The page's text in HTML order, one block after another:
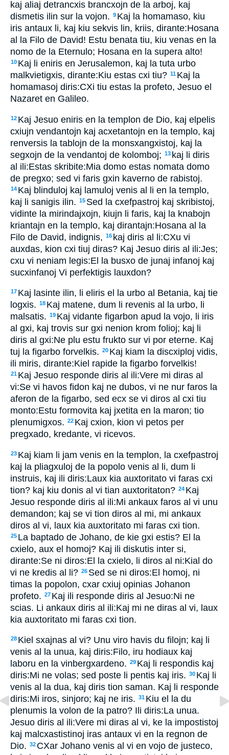
kaj aliaj detrancxis brancxojn de la arboj, kaj
dismetis ilin sur la vojon. 9 Kaj la homamaso, kiu
iris antaux li, kaj kiu sekvis lin, kriis, dirante:Hosana
al la Filo de David! Estu benata tiu, kiu venas en la
nomo de la Eternulo; Hosana en la supera alto!
10 Kaj li eniris en Jerusalemon, kaj la tuta urbo
malkvietigxis, dirante:Kiu estas cxi tiu? 11 Kaj la
homamasoj diris:CXi tiu estas la profeto, Jesuo el
Nazaret en Galileo.
12 Kaj Jesuo eniris en la templon de Dio, kaj elpelis
cxiujn vendantojn kaj acxetantojn en la templo, kaj
renversis la tablojn de la monsxangxistoj, kaj la
segxojn de la vendantoj de kolomboj; 13 kaj li diris
al ili:Estas skribite:Mia domo estas nomata domo
de pregxo; sed vi faris gxin kaverno de rabistoj.
14 Kaj blinduloj kaj lamuloj venis al li en la templo,
kaj li sanigis ilin. 15 Sed la cxefpastroj kaj skribistoj,
vidinte la mirindajxojn, kiujn li faris, kaj la knabojn
kriantajn en la templo, kaj dirantajn:Hosana al la
Filo de David, indignis, 16 kaj diris al li:CXu vi
auxdas, kion cxi tiuj diras? Kaj Jesuo diris al ili:Jes;
cxu vi neniam legis:El la busxo de junaj infanoj kaj
sucxinfanoj Vi perfektigis lauxdon?
17 Kaj lasinte ilin, li eliris el la urbo al Betania, kaj tie
logxis. 18 Kaj matene, dum li revenis al la urbo, li
malsatis. 19 Kaj vidante figarbon apud la vojo, li iris
al gxi, kaj trovis sur gxi nenion krom folioj; kaj li
diris al gxi:Ne plu estu frukto sur vi por eterne. Kaj
tuj la figarbo forvelkis. 20 Kaj kiam la discxiploj vidis,
ili miris, dirante:Kiel rapide la figarbo forvelkis!
21 Kaj Jesuo responde diris al ili:Vere mi diras al
vi:Se vi havos fidon kaj ne dubos, vi ne nur faros la
aferon de la figarbo, sed ecx se vi diros al cxi tiu
monto:Estu formovita kaj jxetita en la maron; tio
plenumigxos. 22 Kaj cxion, kion vi petos per
pregxado, kredante, vi ricevos.
23 Kaj kiam li jam venis en la templon, la cxefpastroj
kaj la pliagxuloj de la popolo venis al li, dum li
instruis, kaj ili diris:Laux kia auxtoritato vi faras cxi
tion? kaj kiu donis al vi tian auxtoritaton? 24 Kaj
Jesuo responde diris al ili:Mi ankaux faros al vi unu
demandon; kaj se vi tion diros al mi, mi ankaux
diros al vi, laux kia auxtoritato mi faras cxi tion.
25 La baptado de Johano, de kie gxi estis? El la
cxielo, aux el homoj? Kaj ili diskutis inter si,
dirante:Se ni diros:El la cxielo, li diros al ni:Kial do
vi ne kredis al li? 26 Sed se ni diros:El homoj, ni
timas la popolon, cxar cxiuj opinias Johanon
profeto. 27 Kaj ili responde diris al Jesuo:Ni ne
scias. Li ankaux diris al ili:Kaj mi ne diras al vi, laux
kia auxtoritato mi faras cxi tion.
28 Kiel sxajnas al vi? Unu viro havis du filojn; kaj li
venis al la unua, kaj diris:Filo, iru hodiaux kaj
laboru en la vinbergxardeno. 29 Kaj li respondis kaj
diris:Mi ne volas; sed poste li pentis kaj iris. 30 Kaj li
venis al la dua, kaj diris tion saman. Kaj li responde
diris:Mi iros, sinjoro; kaj ne iris. 31 Kiu el la du
plenumis la volon de la patro? Ili diris:La unua.
Jesuo diris al ili:Vere mi diras al vi, ke la impostistoj
kaj malcxastistinoj iras antaux vi en la regnon de
Dio. 32 CXar Johano venis al vi en vojo de justeco,